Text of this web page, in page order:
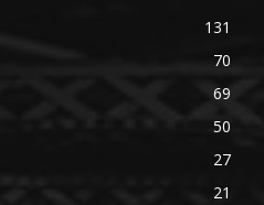
131
70
69
50
27
21